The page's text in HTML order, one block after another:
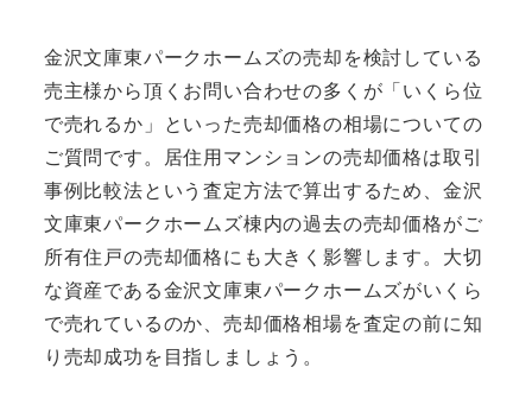
金沢文庫東パークホームズの売却を検討している
売主様から頂くお問い合わせの多くが「いくら位
で売れるか」といった売却価格の相場についての
ご質問です。居住用マンションの売却価格は取引
事例比較法という査定方法で算出するため、金沢
文庫東パークホームズ棟内の過去の売却価格がご
所有住戸の売却価格にも大きく影響します。大切
な資産である金沢文庫東パークホームズがいくら
で売れているのか、売却価格相場を査定の前に知
り売却成功を目指しましょう。